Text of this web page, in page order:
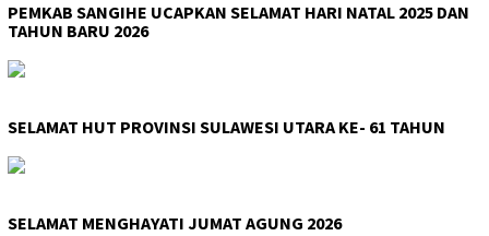
PEMKAB SANGIHE UCAPKAN SELAMAT HARI NATAL 2025 DAN
TAHUN BARU 2026
SELAMAT HUT PROVINSI SULAWESI UTARA KE- 61 TAHUN
SELAMAT MENGHAYATI JUMAT AGUNG 2026